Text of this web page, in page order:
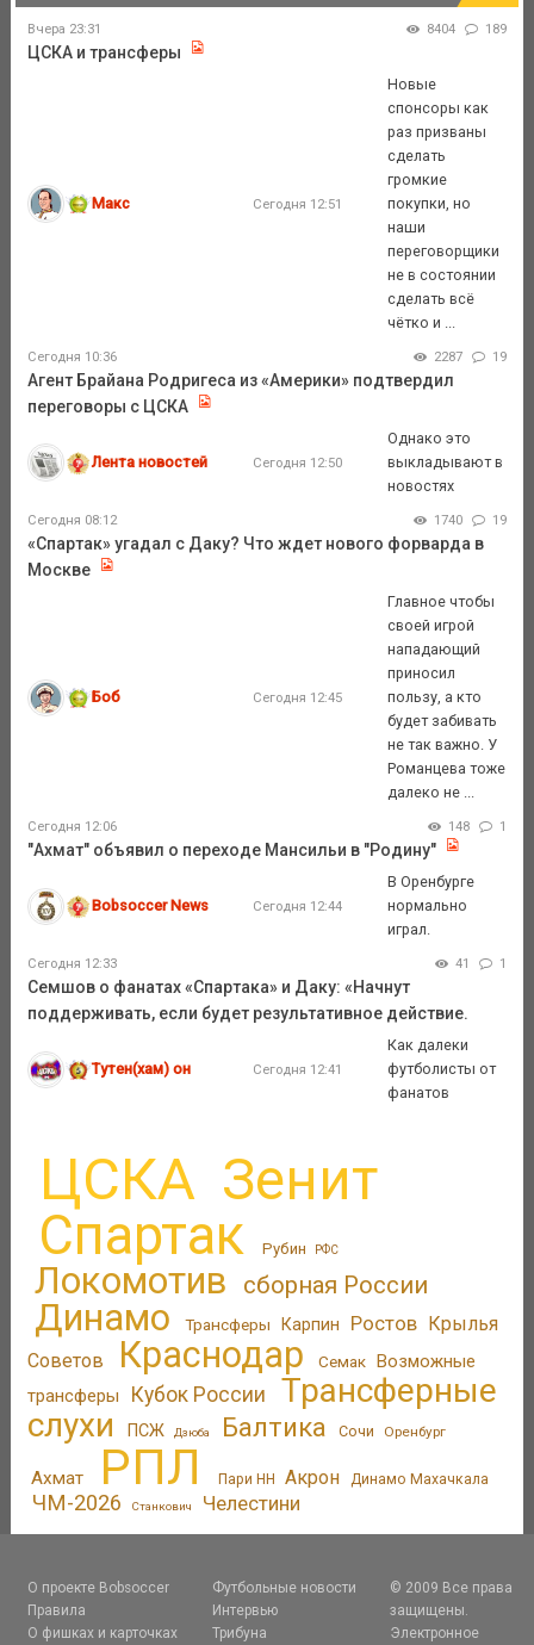
Вчера 23:31 8404 189
ЦСКА и трансферы
Макс Сегодня 12:51
Новые
спонсоры как
раз призваны
сделать
громкие
покупки, но
наши
переговорщики
не в состоянии
сделать всё
чётко и ...
Сегодня 10:36 2287 19
Агент Брайана Родригеса из «Америки» подтвердил
переговоры с ЦСКА
Лента новостей Сегодня 12:50
Однако это
выкладывают в
новостях
Сегодня 08:12 1740 19
«Спартак» угадал с Даку? Что ждет нового форварда в
Москве
Боб Сегодня 12:45
Главное чтобы
своей игрой
нападающий
приносил
пользу, а кто
будет забивать
не так важно. У
Романцева тоже
далеко не ...
Сегодня 12:06 148 1
"Ахмат" объявил о переходе Мансильи в "Родину"
Bobsoccer News Сегодня 12:44
В Оренбурге
нормально
играл.
Сегодня 12:33 41 1
Семшов о фанатах «Спартака» и Даку: «Начнут
поддерживать, если будет результативное действие.
Тутен(хам) он Сегодня 12:41
Как далеки
футболисты от
фанатов
ЦСКА Зенит
Спартак Рубин РФС
Локомотив сборная России
Динамо Трансферы Карпин Ростов
Крылья
Советов
Краснодар Семак Возможные
трансферы
Кубок России
Трансферные
слухи
ПСЖ Дзюба Балтика Сочи Оренбург
Ахмат РПЛ Пари НН Акрон Динамо Махачкала
ЧМ-2026 Станкович Челестини
О проекте Bobsoccer
Правила
О фишках и карточках
Футбольные новости
Интервью
Трибуна
© 2009 Все права
защищены.
Электронное